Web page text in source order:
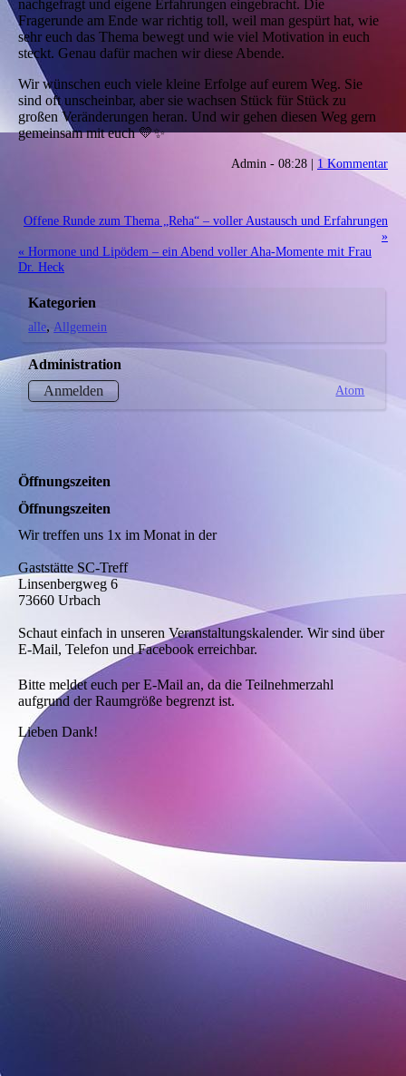
nachgefragt und eigene Erfahrungen eingebracht. Die
Fragerunde am Ende war richtig toll, weil man gespürt hat, wie
sehr euch das Thema bewegt und wie viel Motivation in euch
steckt. Genau dafür machen wir diese Abende.
Wir wünschen euch viele kleine Erfolge auf eurem Weg. Sie
sind oft unscheinbar, aber sie wachsen Stück für Stück zu
großen Veränderungen heran. Und wir gehen diesen Weg gern
gemeinsam mit euch 💛✨
Admin - 08:28 | 1 Kommentar
Offene Runde zum Thema „Reha“ – voller Austausch und Erfahrungen
»
« Hormone und Lipödem – ein Abend voller Aha-Momente mit Frau
Dr. Heck
Kategorien
alle Allgemein
Administration
Anmelden
Atom
Öffnungszeiten
Öffnungszeiten
Wir treffen uns 1x im Monat in der
Gaststätte SC-Treff
Linsenbergweg 6
73660 Urbach
Schaut einfach in unseren Veranstaltungskalender. Wir sind über
E-Mail, Telefon und Facebook erreichbar.
Bitte meldet euch per E-Mail an, da die Teilnehmerzahl
aufgrund der Raumgröße begrenzt ist.
Lieben Dank!